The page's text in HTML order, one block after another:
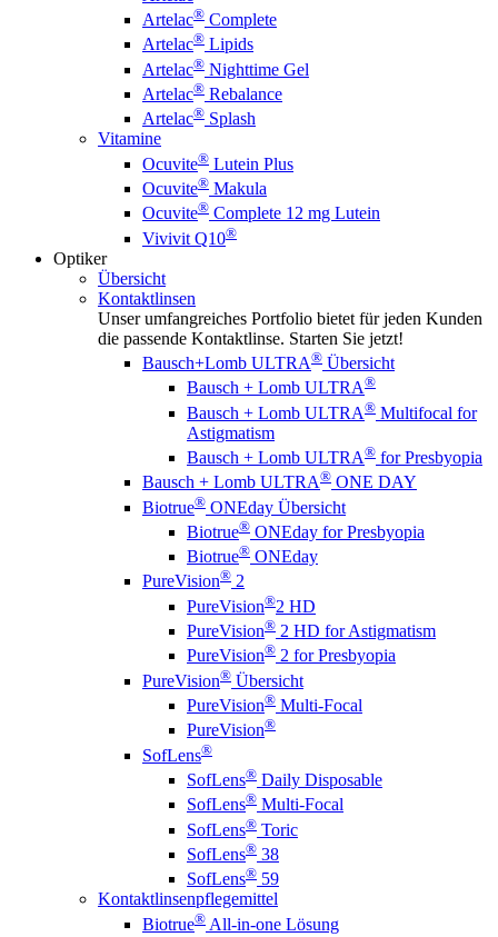
Artelac® Complete
Artelac® Lipids
Artelac® Nighttime Gel
Artelac® Rebalance
Artelac® Splash
Vitamine
Ocuvite® Lutein Plus
Ocuvite® Makula
Ocuvite® Complete 12 mg Lutein
Vivivit Q10®
Optiker
Übersicht
Kontaktlinsen
Unser umfangreiches Portfolio bietet für jeden Kunden
die passende Kontaktlinse. Starten Sie jetzt!
Bausch+Lomb ULTRA® Übersicht
Bausch + Lomb ULTRA®
Bausch + Lomb ULTRA® Multifocal for
Astigmatism
Bausch + Lomb ULTRA® for Presbyopia
Bausch + Lomb ULTRA® ONE DAY
Biotrue® ONEday Übersicht
Biotrue® ONEday for Presbyopia
Biotrue® ONEday
PureVision® 2
PureVision®2 HD
PureVision® 2 HD for Astigmatism
PureVision® 2 for Presbyopia
PureVision® Übersicht
PureVision® Multi-Focal
PureVision®
SofLens®
SofLens® Daily Disposable
SofLens® Multi-Focal
SofLens® Toric
SofLens® 38
SofLens® 59
Kontaktlinsenpflegemittel
Biotrue® All-in-one Lösung